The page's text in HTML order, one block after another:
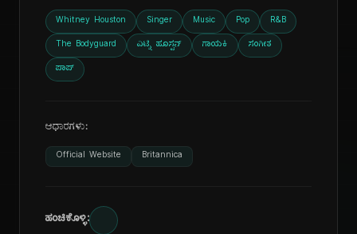
Whitney Houston Singer Music Pop R&B
The Bodyguard ವಿಟ್ನಿ ಹೂಸ್ಟನ್ ಗಾಯಕಿ ಸಂಗೀತ
ಪಾಪ್
ಆಧಾರಗಳು:
Official Website Britannica
ಹಂಚಿಕೊಳ್ಳಿ: